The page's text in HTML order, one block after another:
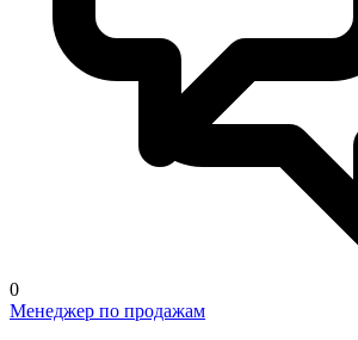
0
Менеджер по продажам